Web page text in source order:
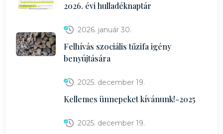
2026. évi hulladéknaptár
2026. január 30.
Felhívás szociális tűzifa igény
benyújtására
2025. december 19.
Kellemes ünnepeket kívánunk!-2025
2025. december 19.